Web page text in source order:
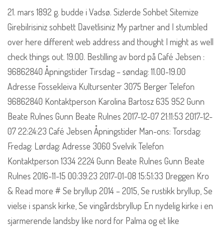
21. mars 1892 g. budde i Vadsø. Sizlerde Sohbet Sitemize
Girebilrisiniz sohbett Davetlisiniz My partner and I stumbled
over here different web address and thought I might as well
check things out. 19.00. Bestilling av bord på Café Jebsen :
96862840 Åpningstider Tirsdag – søndag: 11.00-19.00
Adresse Fossekleiva Kultursenter 3075 Berger Telefon
96862840 Kontaktperson Karolina Bartosz 635 952 Gunn
Beate Rulnes Gunn Beate Rulnes 2017-12-07 21:11:53 2017-12-
07 22:24:23 Café Jebsen Åpningstider Man-ons: Torsdag:
Fredag: Lørdag: Adresse 3060 Svelvik Telefon
Kontaktperson 1334 2224 Gunn Beate Rulnes Gunn Beate
Rulnes 2016-11-15 00:39:23 2017-01-08 15:51:33 Dreggen Kro
& Read more # Se bryllup 2014 – 2015, Se rustikk bryllup, Se
vielse i spansk kirke, Se vingårdsbryllup En nydelig kirke i en
sjarmerende landsby like nord for Palma og et like